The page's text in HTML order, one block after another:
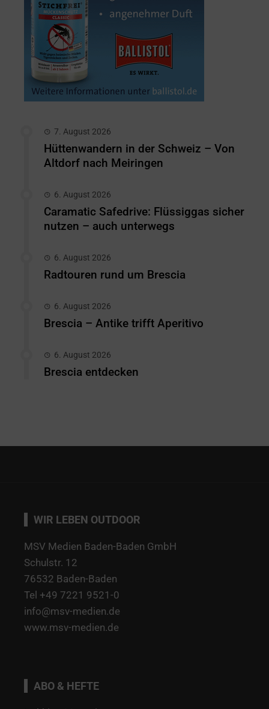
7. August 2026
Hüttenwandern in der Schweiz – Von
Altdorf nach Meiringen
6. August 2026
Caramatic Safedrive: Flüssiggas sicher
nutzen – auch unterwegs
6. August 2026
Radtouren rund um Brescia
6. August 2026
Brescia – Antike trifft Aperitivo
6. August 2026
Brescia entdecken
WIR LEBEN OUTDOOR
MSV Medien Baden-Baden GmbH
Schulstr. 12
76532 Baden-Baden
Tel +49 7221 9521-0
info@msv-medien.de
www.msv-medien.de
ABO & HEFTE